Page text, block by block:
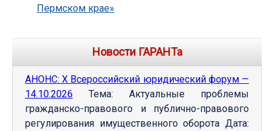
Пермском крае»
Новости ГАРАНТа
АНОНС: Х Всероссийский юридический форум —
14.10.2026 Тема: Актуальные проблемы
гражданско-правового и публично-правового
регулирования имущественного оборота Дата: